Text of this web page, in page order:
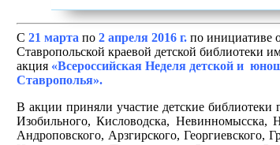
С 21 марта по 2 апреля 2016 г. по инициативе
Ставропольской краевой детской библиотеки
акция «Всероссийская Неделя детской и
Ставрополья».
В акции приняли участие детские библиотеки
Изобильного, Кисловодска, Невинномысска,
Андроповского, Арзгирского, Георгиевского,